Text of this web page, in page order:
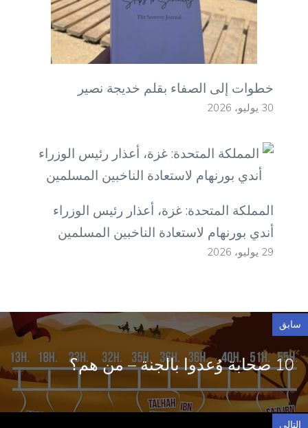
خطوات إلى الصفاء بقلم خديجة نصير
30 يوليو، 2026
المملكة المتحدة: غزة، أعذار رئيس الوزراء
أندي بورنهام لاستعادة الناخبين المسلمين
29 يوليو، 2026
سابق
10 صحابة وُعدوا بالجنة – من هم؟
التالي